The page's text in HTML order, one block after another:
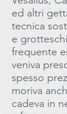
ed altri
tecnica
e
frequente
veniva
spesso
moriva
cadeva in